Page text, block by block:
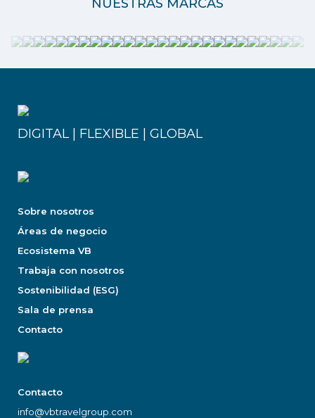
NUESTRAS MARCAS
DIGITAL | FLEXIBLE | GLOBAL
Sobre nosotros
Áreas de negocio
Ecosistema VB
Trabaja con nosotros
Sostenibilidad (ESG)
Sala de prensa
Contacto
Contacto
info@vbtravelgroup.com